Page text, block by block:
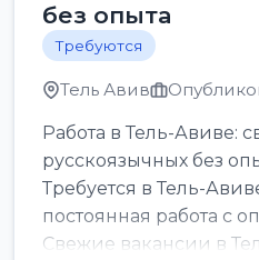
без опыта
Требуются
Тель Авив
Работа в Тель-Авиве:
русскоязычных без
Требуется в Тель-
постоянная работа с
Свежие вакансии в